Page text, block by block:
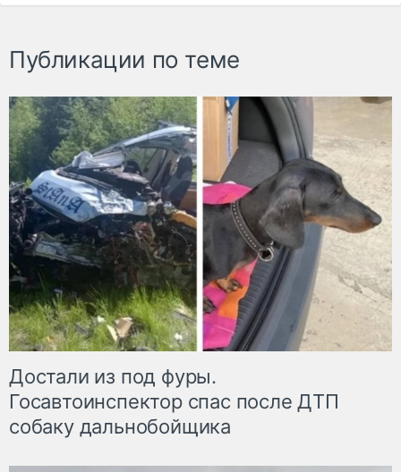
Публикации по теме
Достали из под фуры.
Госавтоинспектор спас после ДТП
собаку дальнобойщика